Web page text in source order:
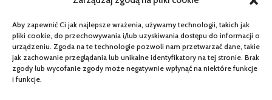
Aby zapewnić Ci jak najlepsze wrażenia, używamy technologii, takich jak
pliki cookie, do przechowywania i/lub uzyskiwania dostępu do informacji o
urządzeniu. Zgoda na te technologie pozwoli nam przetwarzać dane, takie
jak zachowanie przeglądania lub unikalne identyfikatory na tej stronie. Brak
zgody lub wycofanie zgody może negatywnie wpłynąć na niektóre funkcje
i funkcje.
5 Recenzje Klientów
WYSYŁKI: